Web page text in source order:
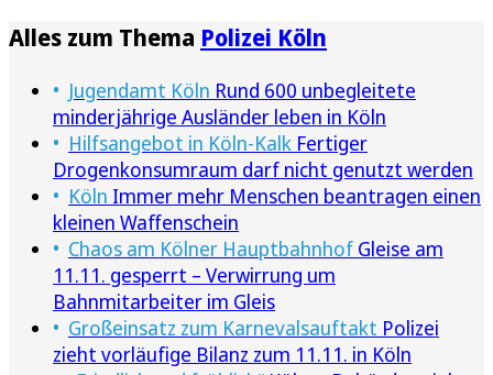
Alles zum Thema Polizei Köln
Jugendamt Köln Rund 600 unbegleitete
minderjährige Ausländer leben in Köln
Hilfsangebot in Köln-Kalk Fertiger
Drogenkonsumraum darf nicht genutzt werden
Köln Immer mehr Menschen beantragen einen
kleinen Waffenschein
Chaos am Kölner Hauptbahnhof Gleise am
11.11. gesperrt – Verwirrung um
Bahnmitarbeiter im Gleis
Großeinsatz zum Karnevalsauftakt Polizei
zieht vorläufige Bilanz zum 11.11. in Köln